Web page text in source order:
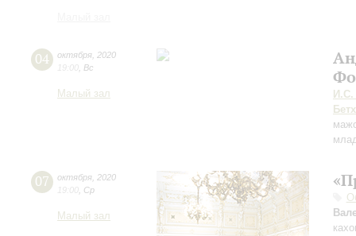
04 октября 2020
19:00 Вс
Малый зал
И.С.
07 октября 2020
19:00 Ср
Малый зал